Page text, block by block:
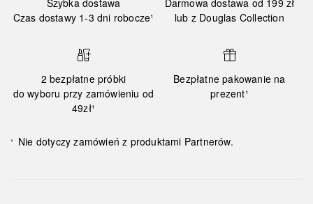
Czas dostawy 1-3 dni robocze¹
lub z Douglas Collection
2 bezpłatne próbki
do wyboru przy zamówieniu od
49zł¹
Bezpłatne pakowanie na
prezent¹
¹ Nie dotyczy zamówień z produktami Partnerów.